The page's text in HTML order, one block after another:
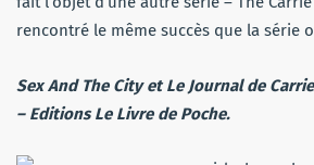
rencontré le même succès que la série
Sex And The CityetLe Journal de Carrie
– Editions Le Livre de Poche.